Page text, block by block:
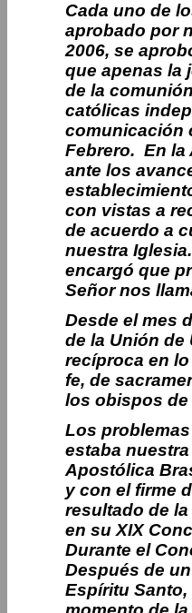
Cada uno de
aprobado por
2006, se
que apenas la
de la
católicas
comunicación
Febrero. En la
ante los
con vistas a
de acuerdo a
nuestra
encargó que
Señor nos
Desde el mes
de la Unión
recíproca en
fe, de
los obispos de
Los
estaba
Apostólica
y con el firme
resultado de la
en su XIX
Durante el
Después de
Espíritu